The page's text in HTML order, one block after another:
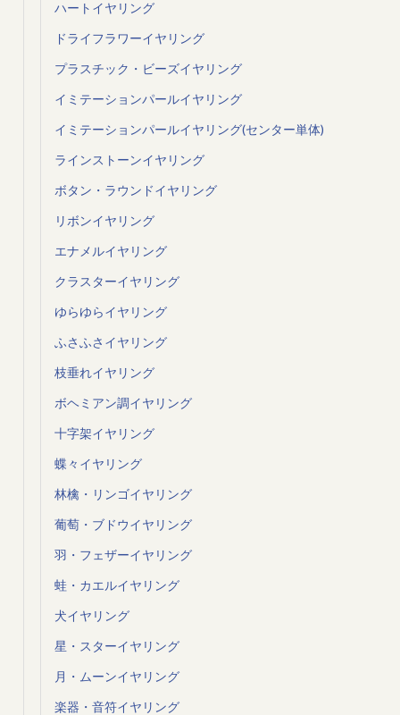
ハートイヤリング
ドライフラワーイヤリング
プラスチック・ビーズイヤリング
イミテーションパールイヤリング
イミテーションパールイヤリング(センター単体)
ラインストーンイヤリング
ボタン・ラウンドイヤリング
リボンイヤリング
エナメルイヤリング
クラスターイヤリング
ゆらゆらイヤリング
ふさふさイヤリング
枝垂れイヤリング
ボヘミアン調イヤリング
十字架イヤリング
蝶々イヤリング
林檎・リンゴイヤリング
葡萄・ブドウイヤリング
羽・フェザーイヤリング
蛙・カエルイヤリング
犬イヤリング
星・スターイヤリング
月・ムーンイヤリング
楽器・音符イヤリング